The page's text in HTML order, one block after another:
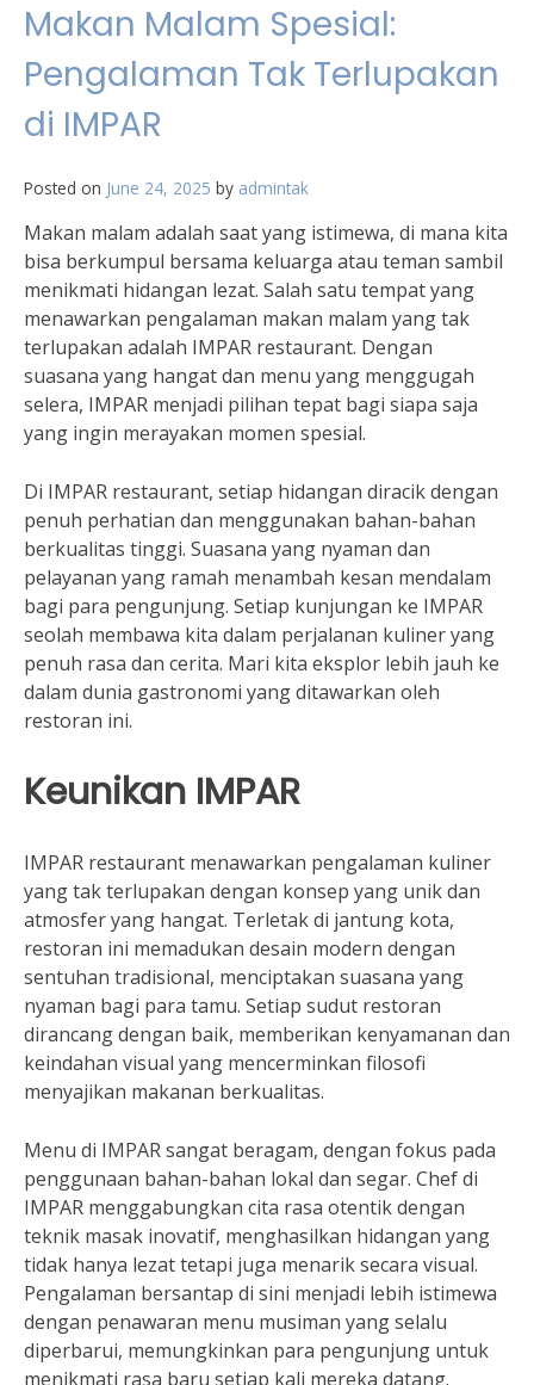
Makan Malam Spesial:
Pengalaman Tak Terlupakan
di IMPAR
Posted on June 24, 2025 by admintak
Makan malam adalah saat yang istimewa, di mana kita
bisa berkumpul bersama keluarga atau teman sambil
menikmati hidangan lezat. Salah satu tempat yang
menawarkan pengalaman makan malam yang tak
terlupakan adalah IMPAR restaurant. Dengan
suasana yang hangat dan menu yang menggugah
selera, IMPAR menjadi pilihan tepat bagi siapa saja
yang ingin merayakan momen spesial.
Di IMPAR restaurant, setiap hidangan diracik dengan
penuh perhatian dan menggunakan bahan-bahan
berkualitas tinggi. Suasana yang nyaman dan
pelayanan yang ramah menambah kesan mendalam
bagi para pengunjung. Setiap kunjungan ke IMPAR
seolah membawa kita dalam perjalanan kuliner yang
penuh rasa dan cerita. Mari kita eksplor lebih jauh ke
dalam dunia gastronomi yang ditawarkan oleh
restoran ini.
Keunikan IMPAR
IMPAR restaurant menawarkan pengalaman kuliner
yang tak terlupakan dengan konsep yang unik dan
atmosfer yang hangat. Terletak di jantung kota,
restoran ini memadukan desain modern dengan
sentuhan tradisional, menciptakan suasana yang
nyaman bagi para tamu. Setiap sudut restoran
dirancang dengan baik, memberikan kenyamanan dan
keindahan visual yang mencerminkan filosofi
menyajikan makanan berkualitas.
Menu di IMPAR sangat beragam, dengan fokus pada
penggunaan bahan-bahan lokal dan segar. Chef di
IMPAR menggabungkan cita rasa otentik dengan
teknik masak inovatif, menghasilkan hidangan yang
tidak hanya lezat tetapi juga menarik secara visual.
Pengalaman bersantap di sini menjadi lebih istimewa
dengan penawaran menu musiman yang selalu
diperbarui, memungkinkan para pengunjung untuk
menikmati rasa baru setiap kali mereka datang.